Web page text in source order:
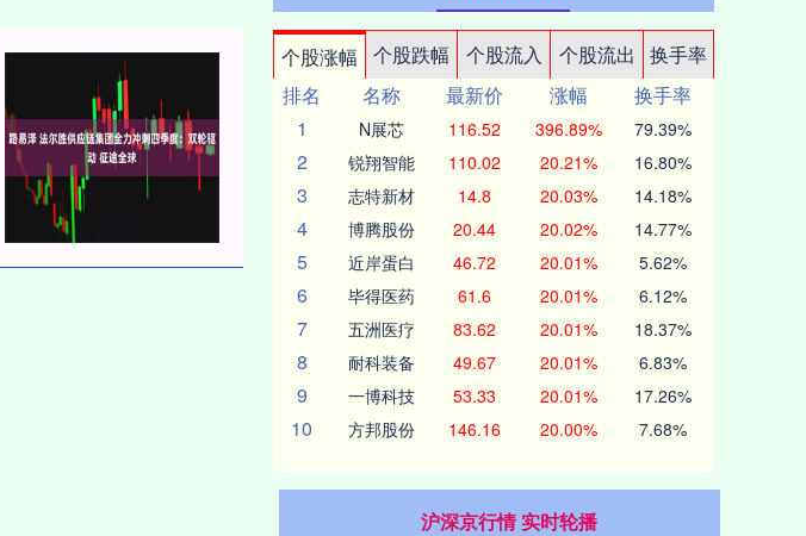
个股涨幅 个股跌幅 个股流入 个股流出
换手率
排名
名称 最新价 涨幅
换手率
1
N展芯 116.52 396.89% 79.39%
2 锐翔智能 110.02 20.21% 16.80%
3 志特新材 14.8 20.03% 14.18%
4 博腾股份 20.44 20.02% 14.77%
5 近岸蛋白 46.72 20.01% 5.62%
6 毕得医药 61.6 20.01% 6.12%
7 五洲医疗 83.62 20.01% 18.37%
8 耐科装备 49.67 20.01% 6.83%
9 一博科技 53.33 20.01% 17.26%
10 方邦股份 146.16 20.00% 7.68%
沪深京行情 实时轮播